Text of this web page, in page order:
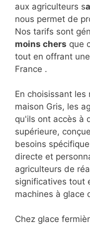
aux agriculteurs s
nous permet de
Nos tarifs sont
moins chers que
tout en offrant
France .
En choisissant les
maison Gris, les
qu'ils ont accès à
supérieure,
besoins
directe et
agriculteurs de
significatives tout
machines à glace
Chez glace